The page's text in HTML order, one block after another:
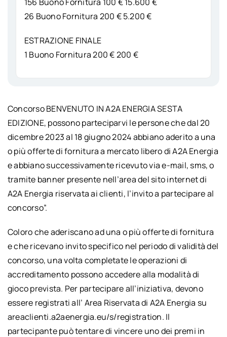
26 Buono Fornitura 200 € 5.200 €
ESTRAZIONE FINALE
1 Buono Fornitura 200 € 200 €
Concorso BENVENUTO IN A2A ENERGIA SESTA
EDIZIONE, possono parteciparvi le persone che dal 20
dicembre 2023 al 18 giugno 2024 abbiano aderito a una
o più offerte di fornitura a mercato libero di A2A Energia
e abbiano successivamente ricevuto via e-mail, sms, o
tramite banner presente nell’area del sito internet di
A2A Energia riservata ai clienti, l’invito a partecipare al
concorso”.
Coloro che aderiscano ad una o più offerte di fornitura
e che ricevano invito specifico nel periodo di validità del
concorso, una volta completate le operazioni di
accreditamento possono accedere alla modalità di
gioco prevista. Per partecipare all’iniziativa, devono
essere registrati all’ Area Riservata di A2A Energia su
areaclienti.a2aenergia.eu/s/registration. Il
partecipante può tentare di vincere uno dei premi in